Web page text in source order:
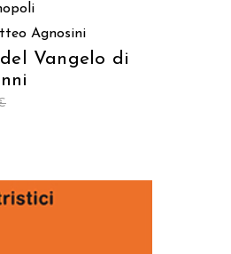
Agnosini
Vangelo di